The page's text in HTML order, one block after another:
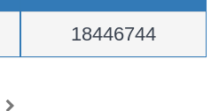
18446744